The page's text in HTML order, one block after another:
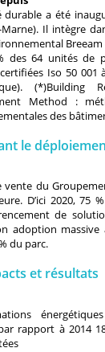
a été
Marne). Il intègre
Breeam
des 64 unités de
Iso 50 001
(*)Building
Method :
des
le
vente du
D’ici 2020, 75
de
adoption
du parc.
et résultats
rapport à 2014